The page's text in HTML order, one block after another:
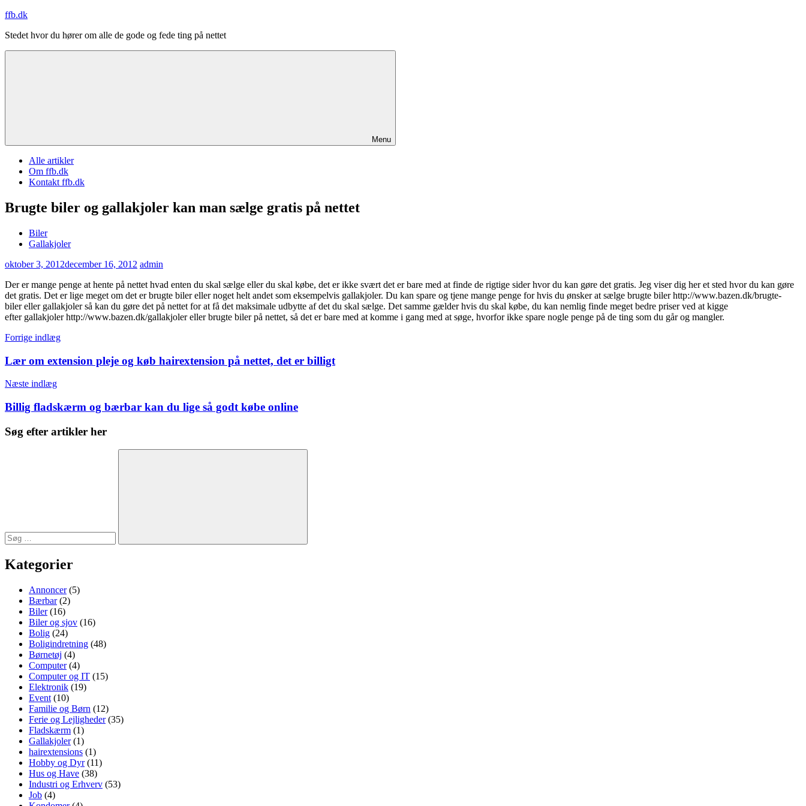
Videre
indhold
ffb.dk
Stedet hvor du hører om alle de gode og fede ting på nettet
Menu
Alle artikler
Om ffb.dk
Kontakt ffb.dk
Brugte biler og gallakjoler kan man sælge gratis på nettet
Biler
Gallakjoler
oktober 3, 2012december 16, 2012 admin
Der er mange penge at hente på nettet hvad enten du skal sælge eller du skal købe, det er ikke svært det er bare med at finde de rigtige sider hvor du kan gøre det gratis. Jeg viser dig her et sted hvor du kan gøre
det gratis. Det er lige meget om det er brugte biler eller noget helt andet som eksempelvis gallakjoler. Du kan spare og tjene mange penge for hvis du ønsker at sælge brugte biler http://www.bazen.dk/brugte-
biler eller gallakjoler så kan du gøre det på nettet for at få det maksimale udbytte af det du skal sælge. Det samme gælder hvis du skal købe, du kan nemlig finde meget bedre priser ved at kigge
efter gallakjoler http://www.bazen.dk/gallakjoler eller brugte biler på nettet, så det er bare med at komme i gang med at søge, hvorfor ikke spare nogle penge på de ting som du går og mangler.
Indlægsnavigation
Forrige indlæg
Lær om extension pleje og køb hairextension på nettet, det er billigt
Næste indlæg
Billig fladskærm og bærbar kan du lige så godt købe online
Søg efter artikler her
Søg
Kategorier
Annoncer(5)
Bærbar(2)
Biler(16)
Biler og sjov (16)
Bolig (24)
Boligindretning (48)
Børnetøj (4)
Computer(4)
Computer og IT (15)
Elektronik (19)
Event (10)
Familie og Børn (12)
Ferie og Lejligheder(35)
Fladskærm (1)
Gallakjoler(1)
hairextensions (1)
Hobby og Dyr(11)
Hus og Have (38)
Industri og Erhverv (53)
Job (4)